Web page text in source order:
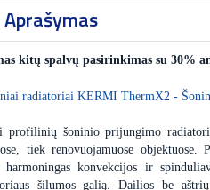
Aprašymas
kitų spalvų pasirinkimas su 30%
radiatoriai KERMI ThermX2 -
profilinių šoninio prijungimo
tiek renovuojamuose objektuose.
harmoningas konvekcijos ir
šilumos galią. Dailios be